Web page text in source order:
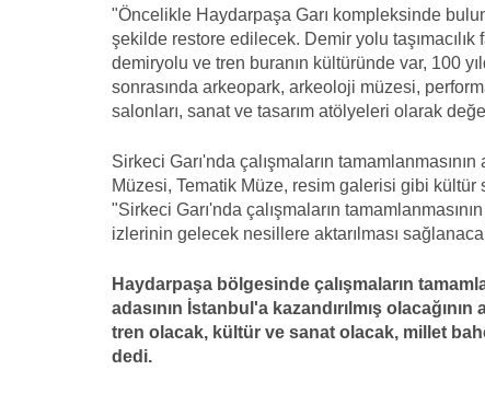
"Öncelikle Haydarpaşa Garı kompleksinde
şekilde restore edilecek. Demir yolu
demiryolu ve tren buranın kültüründe var, 100
sonrasında arkeopark, arkeoloji müzesi,
salonları, sanat ve tasarım atölyeleri olarak
Sirkeci Garı'nda çalışmaların
Müzesi, Tematik Müze, resim galerisi gibi kültür
"Sirkeci Garı'nda çalışmaların
izlerinin gelecek nesillere aktarılması
Haydarpaşa bölgesinde çalışmaların
adasının İstanbul'a kazandırılmış
tren olacak, kültür ve sanat olacak, millet
dedi.